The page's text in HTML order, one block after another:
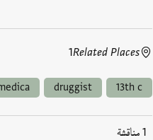
Related Places
1
13th c
druggist
1 مناقشة